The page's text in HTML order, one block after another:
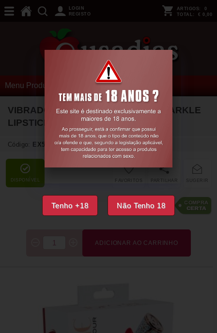
Tenho +18 Não Tenho 18
LOGIN
REGISTO
ARTIGOS: 0
TOTAL: € 0,00
Menu Produtos
VIBRADOR COM 4 ACESSÓRIOS SPARKLE
LIPSTICK IRIDESCENT LOVELINE
Código: EX54665
DISPONÍVEL SUGERIR
PARTILHAR
FAVORITOS
€19,79
ADICIONAR AO CARRINHO